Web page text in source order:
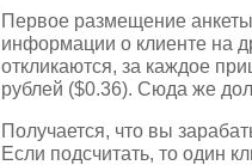
Первое размещение
информации о клиенте на
откликаются, за каждое
рублей ($0.36). Сюда же
Получается, что вы
Если подсчитать, то один